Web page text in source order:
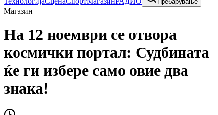
Пребарување
Магазин
На 12 ноември се отвора
космички портал: Судбината
ќе ги избере само овие два
знака!